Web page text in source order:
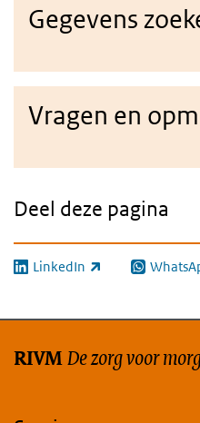
Gegevens
Vragen en
Deel deze pagina
LinkedIn
(externe link) (externe
RIVM De zorg voor